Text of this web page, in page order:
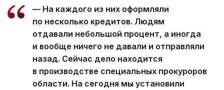
— На каждого из них оформляли
по несколько кредитов. Людям
отдавали небольшой процент, а иногда
и вообще ничего не давали и отправляли
назад. Сейчас дело находится
в производстве специальных прокуроров
области. На сегодня мы установили